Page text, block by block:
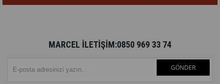
MARCEL İLETİŞİM:0850 969 33 74
GÖNDER